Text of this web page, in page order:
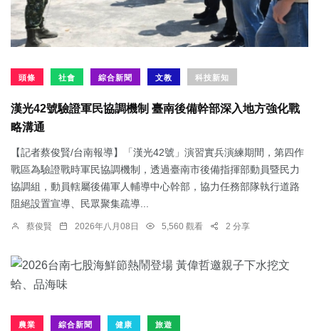
頭條 社會 綜合新聞 文教 科技新知
漢光42號驗證軍民協調機制 臺南後備幹部深入地方強化戰
略溝通
【記者蔡俊賢/台南報導】「漢光42號」演習實兵演練期間，第四作
戰區為驗證戰時軍民協調機制，透過臺南市後備指揮部動員暨民力
協調組，動員轄屬後備軍人輔導中心幹部，協力任務部隊執行道路
阻絕設置宣導、民眾聚集疏導...
蔡俊賢 2026年八月08日 5,560 觀看 2 分享
農業 綜合新聞 健康 旅遊